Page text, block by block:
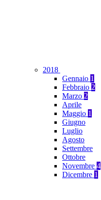
2018
Gennaio 1
Febbraio 2
Marzo 2
Aprile
Maggio 1
Giugno
Luglio
Agosto
Settembre
Ottobre
Novembre 4
Dicembre 1